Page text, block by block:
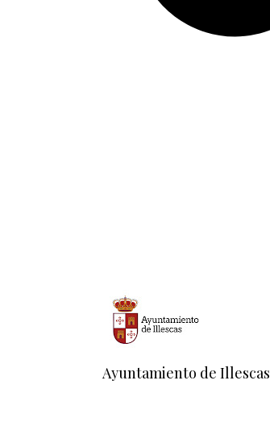
Ayuntamiento de Illescas